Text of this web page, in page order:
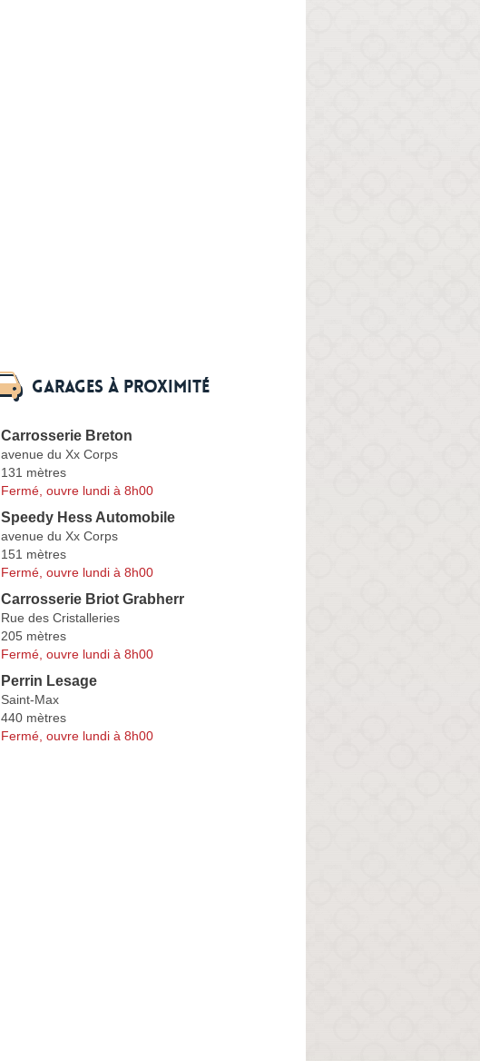
Garages à proximité
Carrosserie Breton
avenue du Xx Corps
131 mètres
Fermé, ouvre lundi à 8h00
Speedy Hess Automobile
avenue du Xx Corps
151 mètres
Fermé, ouvre lundi à 8h00
Carrosserie Briot Grabherr
Rue des Cristalleries
205 mètres
Fermé, ouvre lundi à 8h00
Perrin Lesage
Saint-Max
440 mètres
Fermé, ouvre lundi à 8h00